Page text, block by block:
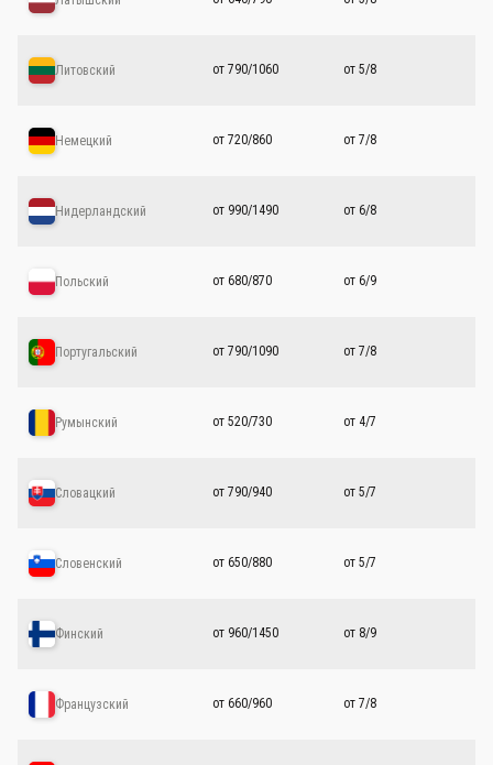
Литовский от 790/1060 от 5/8
Немецкий от 720/860 от 7/8
Нидерландский от 990/1490 от 6/8
Польский от 680/870 от 6/9
Португальский от 790/1090 от 7/8
Румынский от 520/730 от 4/7
Словацкий от 790/940 от 5/7
Словенский от 650/880 от 5/7
Финский от 960/1450 от 8/9
Французский от 660/960 от 7/8